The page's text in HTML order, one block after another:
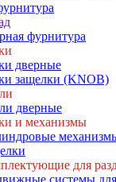
фурнитура
дверные
защелки (KNOB)
дверные
и механизмы
для
системы